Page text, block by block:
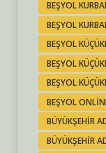
BEŞYOL
BEŞYOL
BEŞYOL
BEŞYOL
BEŞYOL
BEŞYOL
BÜYÜKŞEHIR
BÜYÜKŞEHIR